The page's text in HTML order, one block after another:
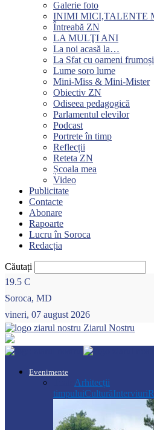
Galerie foto
INIMI MICI,TALENTE
Întreabă ZN
LA MULŢI ANI
La noi acasă la…
La Sfat cu oameni frumoși
Lume soro lume
Mini-Miss & Mini-Mister
Obiectiv ZN
Odiseea pedagogică
Parlamentul elevilor
Podcast
Portrete în timp
Reflecții
Reteta ZN
Școala mea
Video
Publicitate
Contacte
Abonare
Rapoarte
Lucru în Soroca
Redacția
Căutați
19.5 C
Soroca, MD
vineri, 07 august 2026
Ziarul Nostru
Evenimente
Arhitecții
timpuluiCulturăInterviuri